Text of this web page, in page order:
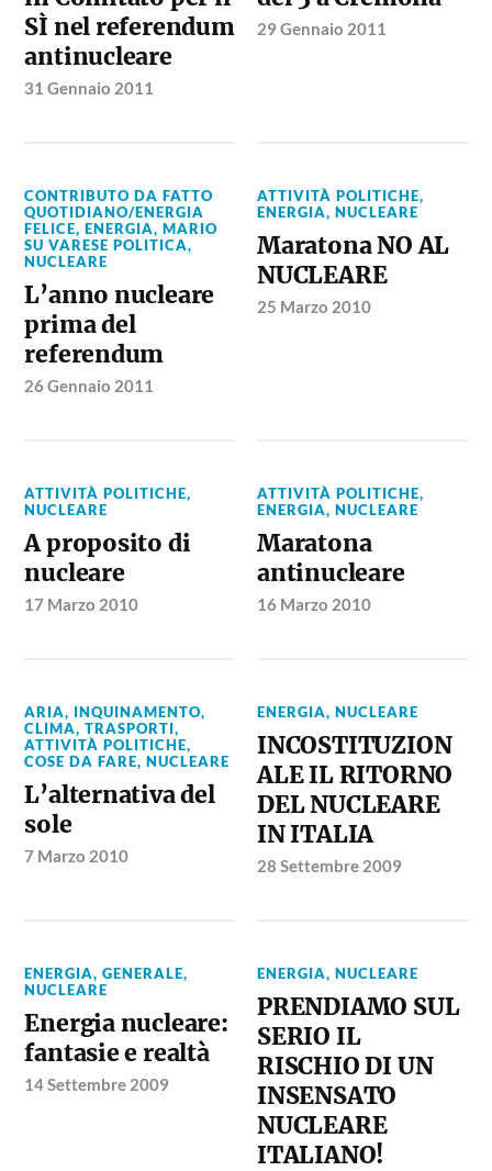
SÌ nel referendum
antinucleare
31 Gennaio 2011
29 Gennaio 2011
CONTRIBUTO DA FATTO
QUOTIDIANO/ENERGIA
FELICE,ENERGIA,MARIO
SU VARESE POLITICA,
NUCLEARE
L’anno nucleare
prima del
referendum
26 Gennaio 2011
ATTIVITÀ POLITICHE,
ENERGIA,NUCLEARE
Maratona NO AL
NUCLEARE
25 Marzo 2010
ATTIVITÀ POLITICHE,
NUCLEARE
A proposito di
nucleare
17 Marzo 2010
ATTIVITÀ POLITICHE,
ENERGIA,NUCLEARE
Maratona
antinucleare
16 Marzo 2010
ARIA, INQUINAMENTO,
CLIMA, TRASPORTI,
ATTIVITÀ POLITICHE,
COSE DA FARE,NUCLEARE
L’alternativa del
sole
7 Marzo 2010
ENERGIA,NUCLEARE
INCOSTITUZION
ALE IL RITORNO
DEL NUCLEARE
IN ITALIA
28 Settembre 2009
ENERGIA,GENERALE,
NUCLEARE
Energia nucleare:
fantasie e realtà
14 Settembre 2009
ENERGIA,NUCLEARE
PRENDIAMO SUL
SERIO IL
RISCHIO DI UN
INSENSATO
NUCLEARE
ITALIANO!